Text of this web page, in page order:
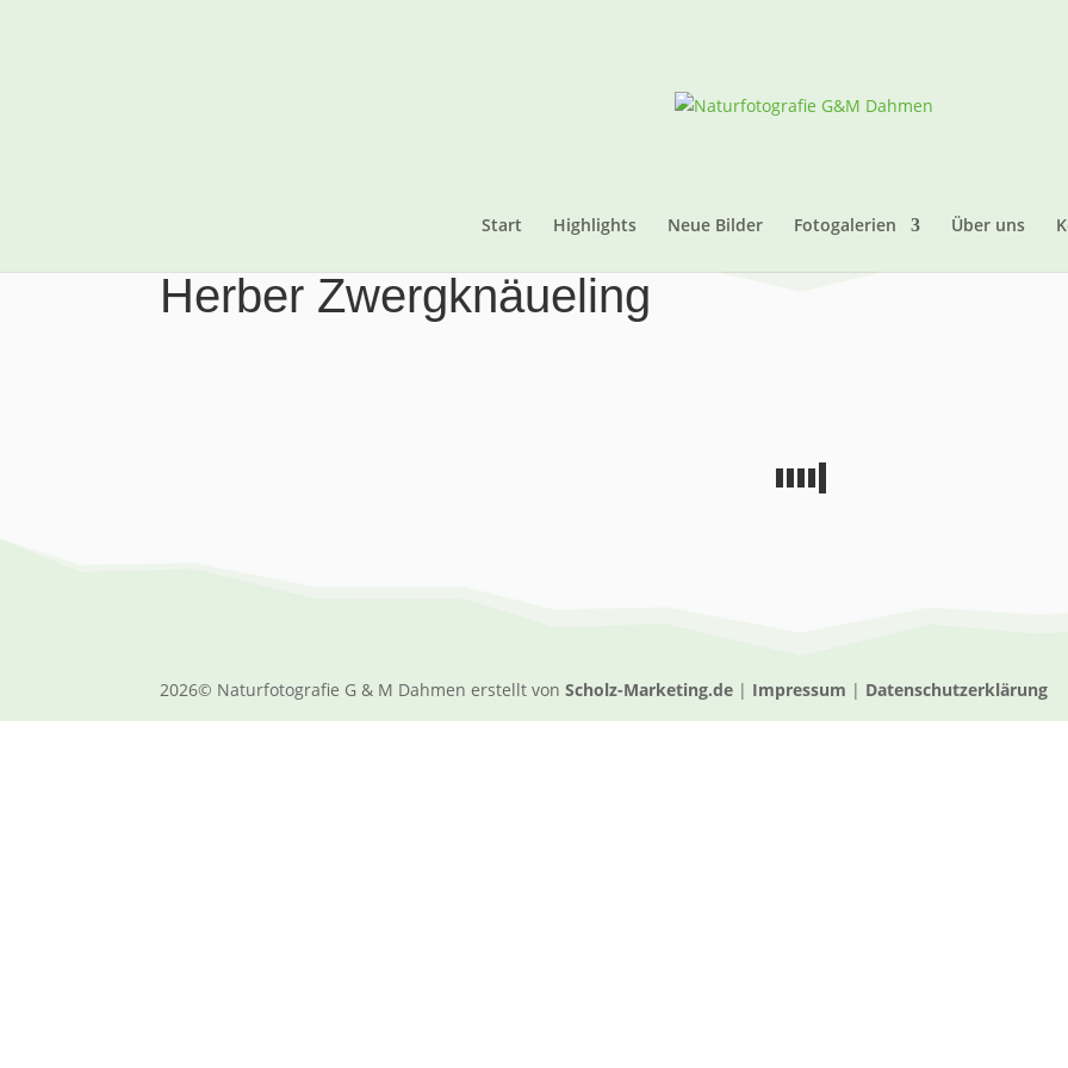
Start Highlights Neue Bilder Fotogalerien Über uns
Herber Zwergknäueling
2026© Naturfotografie G & M Dahmen erstellt vonScholz-Marketing.de | Impressum | Datenschutzerklärung